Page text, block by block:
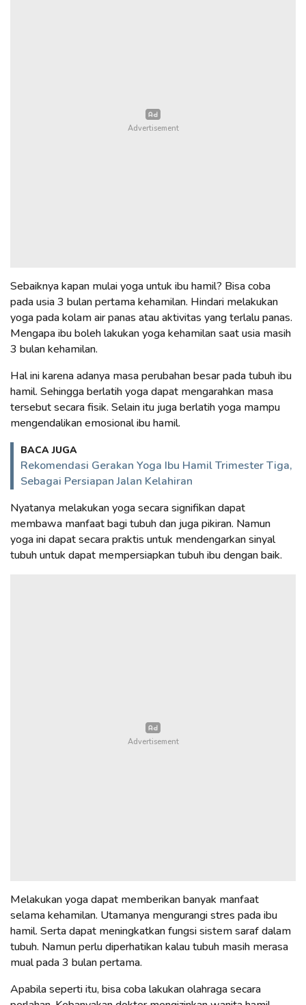
Sebaiknya kapan mulai yoga untuk ibu hamil? Bisa coba
pada usia 3 bulan pertama kehamilan. Hindari melakukan
yoga pada kolam air panas atau aktivitas yang terlalu panas.
Mengapa ibu boleh lakukan yoga kehamilan saat usia masih
3 bulan kehamilan.
Hal ini karena adanya masa perubahan besar pada tubuh ibu
hamil. Sehingga berlatih yoga dapat mengarahkan masa
tersebut secara fisik. Selain itu juga berlatih yoga mampu
mengendalikan emosional ibu hamil.
BACA JUGA
Rekomendasi Gerakan Yoga Ibu Hamil Trimester Tiga,
Sebagai Persiapan Jalan Kelahiran
Nyatanya melakukan yoga secara signifikan dapat
membawa manfaat bagi tubuh dan juga pikiran. Namun
yoga ini dapat secara praktis untuk mendengarkan sinyal
tubuh untuk dapat mempersiapkan tubuh ibu dengan baik.
Melakukan yoga dapat memberikan banyak manfaat
selama kehamilan. Utamanya mengurangi stres pada ibu
hamil. Serta dapat meningkatkan fungsi sistem saraf dalam
tubuh. Namun perlu diperhatikan kalau tubuh masih merasa
mual pada 3 bulan pertama.
Apabila seperti itu, bisa coba lakukan olahraga secara